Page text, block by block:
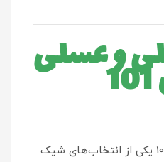
و عسلی
مدل 101 یکی از انتخاب‌های شیک